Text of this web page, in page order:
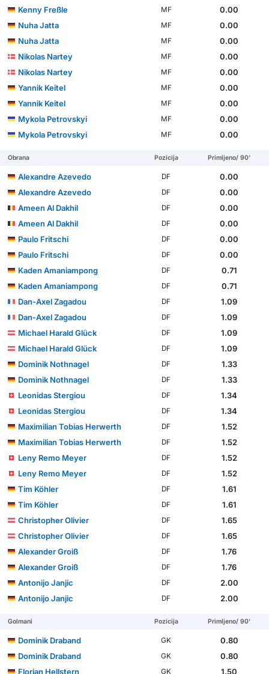
Kenny Freßle
MF
0.00
Nuha Jatta
MF
0.00
Nuha Jatta
MF
0.00
Nikolas Nartey
MF
0.00
Nikolas Nartey
MF
0.00
Yannik Keitel
MF
0.00
Yannik Keitel
MF
0.00
Mykola Petrovskyi
MF
0.00
Mykola Petrovskyi
MF 0.00
Obrana Pozicija Primljeno/ 90'
Alexandre Azevedo DF
0.00
Alexandre Azevedo
DF
0.00
Ameen Al Dakhil
DF
0.00
Ameen Al Dakhil
DF
0.00
Paulo Fritschi
DF
0.00
Paulo Fritschi
DF
0.00
Kaden Amaniampong
DF
0.71
Kaden Amaniampong
DF
0.71
Dan-Axel Zagadou
DF
1.09
Dan-Axel Zagadou
DF
1.09
Michael Harald Glück
DF
1.09
Michael Harald Glück
DF
1.09
Dominik Nothnagel
DF
1.33
Dominik Nothnagel
DF
1.33
Leonidas Stergiou
DF
1.34
Leonidas Stergiou
DF
1.34
Maximilian Tobias Herwerth
DF
1.52
Maximilian Tobias Herwerth
DF
1.52
Leny Remo Meyer
DF
1.52
Leny Remo Meyer
DF
1.52
Tim Köhler
DF
1.61
Tim Köhler
DF
1.61
Christopher Olivier
DF
1.65
Christopher Olivier
DF
1.65
Alexander Groiß
DF
1.76
Alexander Groiß
DF
1.76
Antonijo Janjic
DF
2.00
Antonijo Janjic
DF 2.00
Golmani Pozicija Primljeno/ 90'
Dominik Draband GK
0.80
Dominik Draband
GK
0.80
Florian Hellstern
GK
1.50